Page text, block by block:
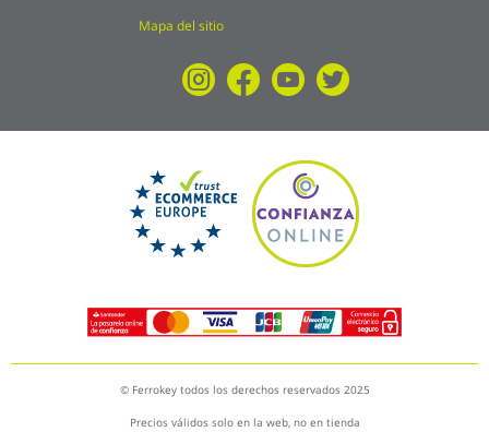
Mapa del sitio
© Ferrokey todos los derechos reservados 2025
Precios válidos solo en la web, no en tienda